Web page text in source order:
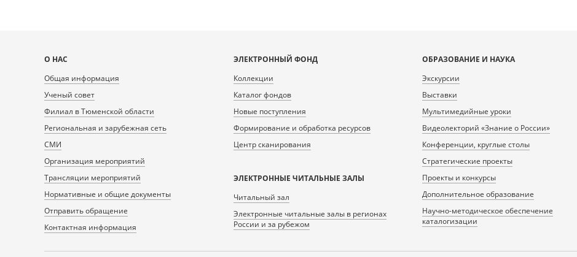
Карта
сайта
О НАС
Общая информация
Ученый совет
Филиал в Тюменской области
Региональная и зарубежная сеть
СМИ
Организация мероприятий
Трансляции мероприятий
Нормативные и общие документы
Отправить обращение
Контактная информация
ЭЛЕКТРОННЫЙ ФОНД
Коллекции
Каталог фондов
Новые поступления
Формирование и обработка ресурсов
Центр сканирования
ЭЛЕКТРОННЫЕ ЧИТАЛЬНЫЕ ЗАЛЫ
Читальный зал
Электронные читальные залы в регионах
России и за рубежом
ОБРАЗОВАНИЕ И НАУКА
Экскурсии
Выставки
Мультимедийные уроки
Видеолекторий «Знание о России»
Конференции, круглые столы
Стратегические проекты
Проекты и конкурсы
Дополнительное образование
Научно-методическое обеспечение
каталогизации